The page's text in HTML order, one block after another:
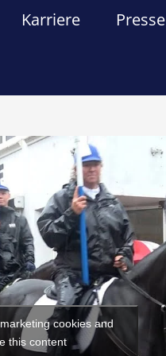
Karriere Presse
cookies and
this content